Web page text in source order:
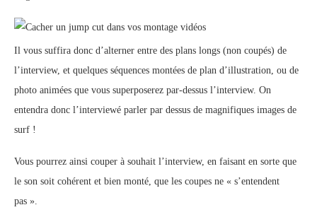
Il vous suffira donc d’alterner entre des plans longs (non coupés) de
l’interview, et quelques séquences montées de plan d’illustration, ou de
photo animées que vous superposerez par-dessus l’interview. On
entendra donc l’interviewé parler par dessus de magnifiques images de
surf !
Vous pourrez ainsi couper à souhait l’interview, en faisant en sorte que
le son soit cohérent et bien monté, que les coupes ne « s’entendent
pas ».